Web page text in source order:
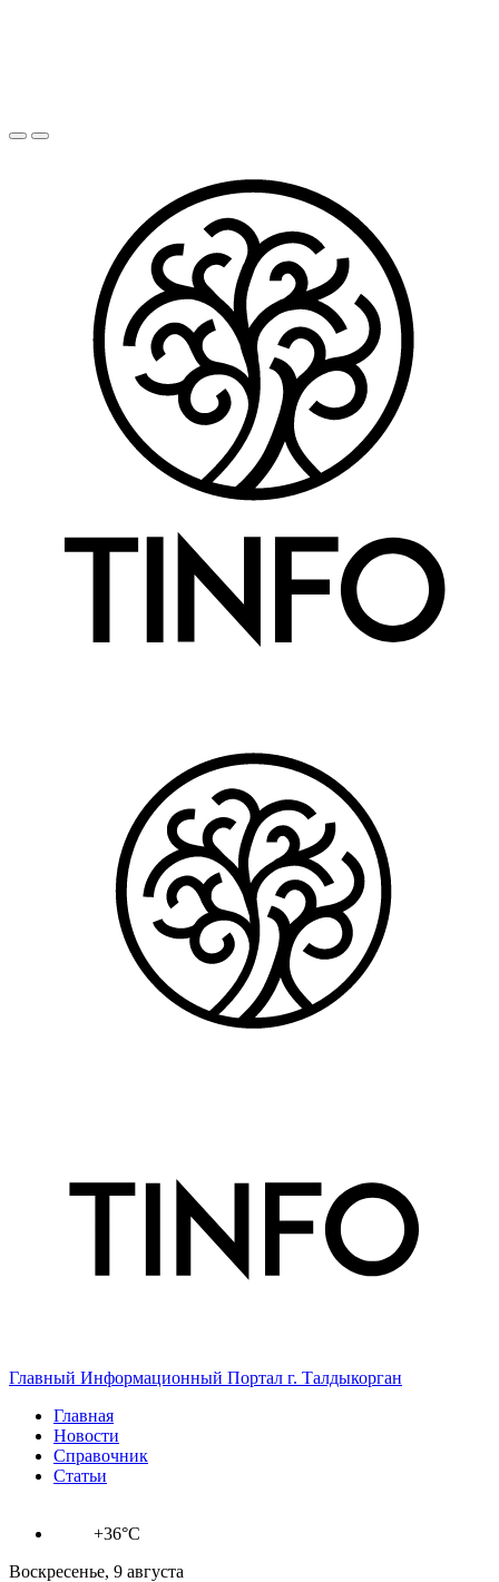
Главный Информационный Портал г. Талдыкорган
Главная
Новости
Справочник
Статьи
+36°C
Воскресенье, 9 августа